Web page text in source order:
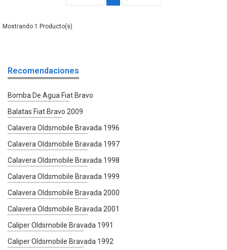
1
Recomendaciones
Bomba De Agua Fiat Bravo
Balatas Fiat Bravo 2009
Calavera Oldsmobile Bravada 1996
Calavera Oldsmobile Bravada 1997
Calavera Oldsmobile Bravada 1998
Calavera Oldsmobile Bravada 1999
Calavera Oldsmobile Bravada 2000
Calavera Oldsmobile Bravada 2001
Caliper Oldsmobile Bravada 1991
Caliper Oldsmobile Bravada 1992